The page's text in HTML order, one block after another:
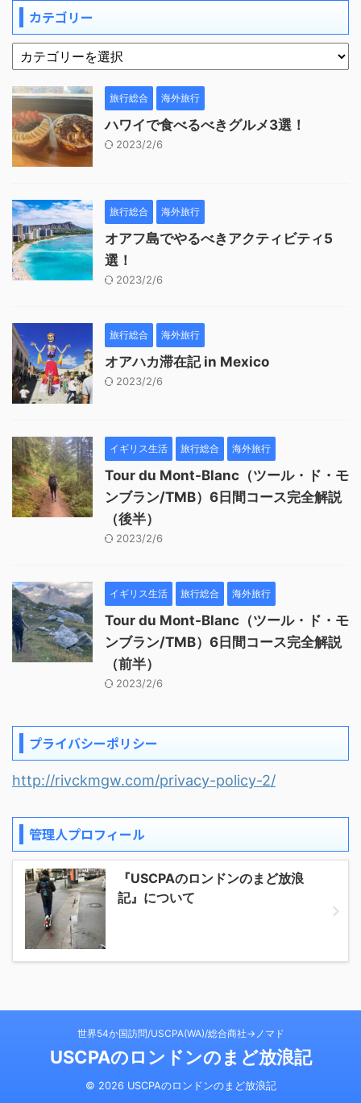
カテゴリー
旅行総合 海外旅行
ハワイで食べるべきグルメ3選！
2023/2/6
旅行総合 海外旅行
オアフ島でやるべきアクティビティ5
選！
2023/2/6
旅行総合 海外旅行
オアハカ滞在記 in Mexico
2023/2/6
イギリス生活 旅行総合 海外旅行
Tour du Mont-Blanc（ツール・ド・モ
ンブラン/TMB）6日間コース完全解説
（後半）
2023/2/6
イギリス生活 旅行総合 海外旅行
Tour du Mont-Blanc（ツール・ド・モ
ンブラン/TMB）6日間コース完全解説
（前半）
2023/2/6
プライバシーポリシー
http://rivckmgw.com/privacy-policy-2/
管理人プロフィール
『USCPAのロンドンのまど放浪
記』について
世界54か国訪問/USCPA(WA)/総合商社→ノマド
USCPAのロンドンのまど放浪記
© 2026 USCPAのロンドンのまど放浪記